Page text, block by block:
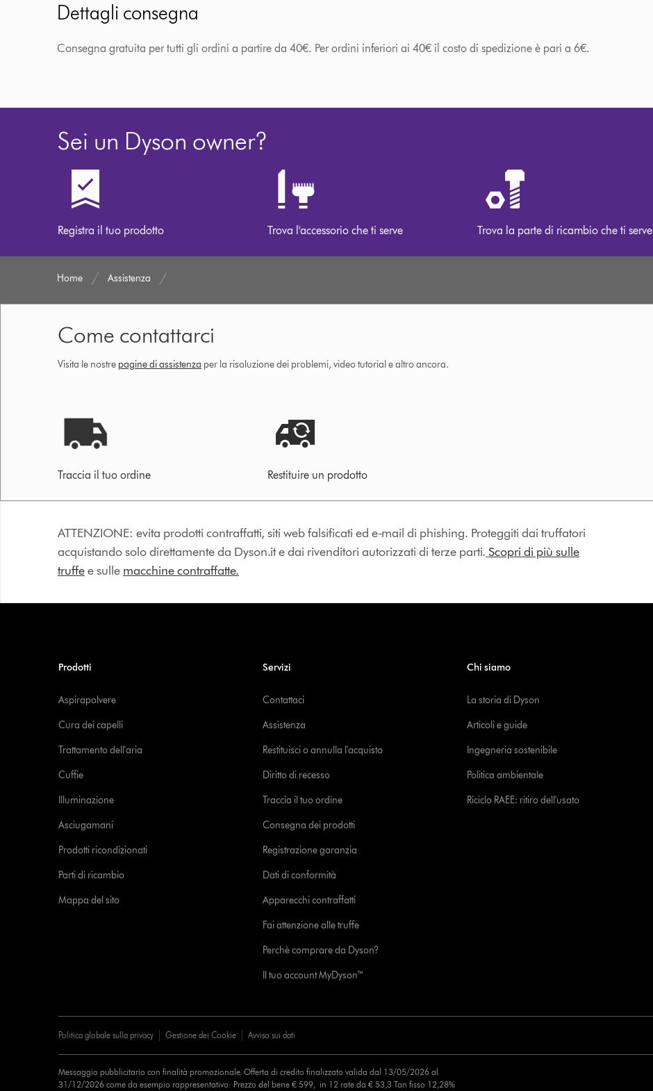
Dettagli consegna
Consegna gratuita per tutti gli ordini a partire da 40€. Per ordini inferiori ai 40€ il costo di spedizione è pari a 6€.
Sei un Dyson owner?
Registra il tuo prodotto Trova l'accessorio che ti serve Trova la parte di ricambio che ti serve
Home Assistenza
Come contattarci
Visita le nostre pagine di assistenza per la risoluzione dei problemi, video tutorial e altro ancora.
Traccia il tuo ordine Restituire un prodotto
ATTENZIONE: evita prodotti contraffatti, siti web falsificati ed e-mail di phishing. Proteggiti dai truffatori
acquistando solo direttamente da Dyson.it e dai rivenditori autorizzati di terze parti. Scopri di più sulle
truffee sulle macchine contraffatte.
Prodotti
Aspirapolvere
Cura dei capelli
Trattamento dell'aria
Cuffie
Illuminazione
Asciugamani
Prodotti ricondizionati
Parti di ricambio
Mappa del sito
Servizi
Contattaci
Assistenza
Restituisci o annulla l'acquisto
Diritto di recesso
Traccia il tuo ordine
Consegna dei prodotti
Registrazione garanzia
Dati di conformità
Apparecchi contraffatti
Fai attenzione alle truffe
Perchè comprare da Dyson?
Il tuo account MyDyson™
Chi siamo
La storia di Dyson
Articoli e guide
Ingegneria sostenibile
Politica ambientale
Riciclo RAEE: ritiro dell'usato
Politica globale sulla privacy Gestione dei Cookie Avviso sui dati
Messaggio pubblicitario con finalità promozionale. Offerta di credito finalizzato valida dal 13/05/2026 al
31/12/2026 come da esempio rappresentativo: Prezzo del bene € 599, in 12 rate da € 53,3 Tan fisso 12,28%